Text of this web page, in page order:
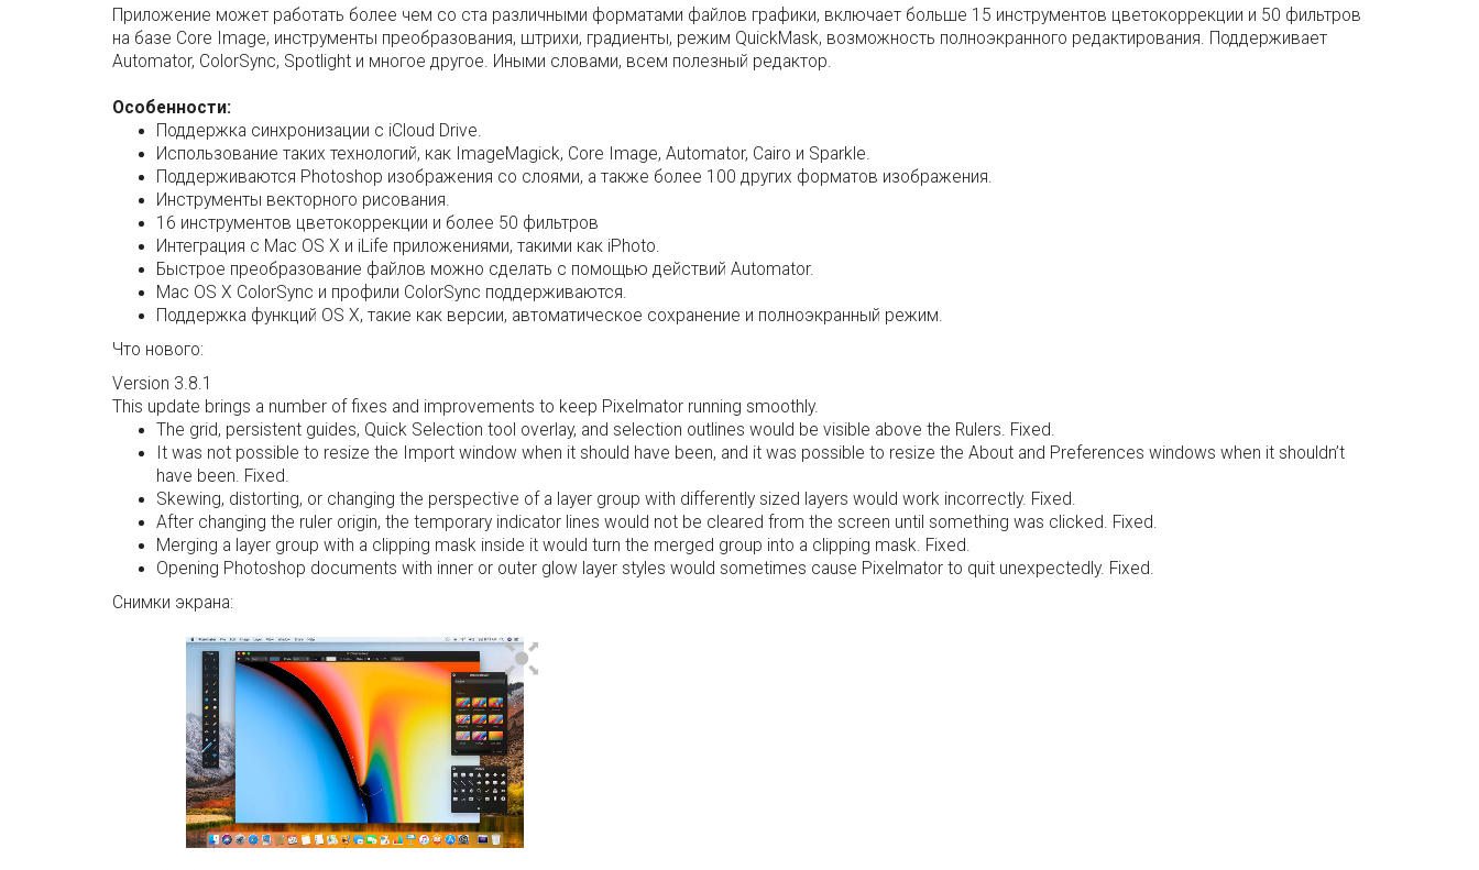
Приложение может работать более чем со ста различными форматами файлов графики, включает больше 15 инструментов цветокоррекции и 50 фильтров
на базе Core Image, инструменты преобразования, штрихи, градиенты, режим QuickMask, возможность полноэкранного редактирования. Поддерживает
Automator, ColorSync, Spotlight и многое другое. Иными словами, всем полезный редактор.
Особенности:
Поддержка синхронизации с iCloud Drive.
Использование таких технологий, как ImageMagick, Core Image, Automator, Cairo и Sparkle.
Поддерживаются Photoshop изображения со слоями, а также более 100 других форматов изображения.
Инструменты векторного рисования.
16 инструментов цветокоррекции и более 50 фильтров
Интеграция с Mac OS X и iLife приложениями, такими как iPhoto.
Быстрое преобразование файлов можно сделать с помощью действий Automator.
Mac OS X ColorSync и профили ColorSync поддерживаются.
Поддержка функций OS X, такие как версии, автоматическое сохранение и полноэкранный режим.
Что нового:
Version 3.8.1
This update brings a number of fixes and improvements to keep Pixelmator running smoothly.
The grid, persistent guides, Quick Selection tool overlay, and selection outlines would be visible above the Rulers. Fixed.
It was not possible to resize the Import window when it should have been, and it was possible to resize the About and Preferences windows when it shouldn’t
have been. Fixed.
Skewing, distorting, or changing the perspective of a layer group with differently sized layers would work incorrectly. Fixed.
After changing the ruler origin, the temporary indicator lines would not be cleared from the screen until something was clicked. Fixed.
Merging a layer group with a clipping mask inside it would turn the merged group into a clipping mask. Fixed.
Opening Photoshop documents with inner or outer glow layer styles would sometimes cause Pixelmator to quit unexpectedly. Fixed.
Снимки экрана: